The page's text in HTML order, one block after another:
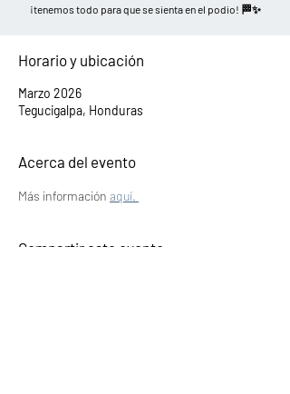
¡tenemos todo para que se sienta en el podio! 🏁✨
Horario y ubicación
Marzo 2026
Tegucigalpa, Honduras
Acerca del evento
Más información aquí.
Compartir este evento